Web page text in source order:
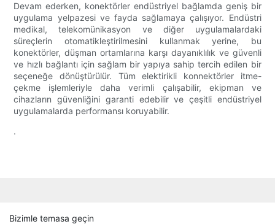
Devam ederken, konektörler endüstriyel bağlamda geniş bir
uygulama yelpazesi ve fayda sağlamaya çalışıyor. Endüstri
medikal, telekomünikasyon ve diğer uygulamalardaki
süreçlerin otomatikleştirilmesini kullanmak yerine, bu
konektörler, düşman ortamlarına karşı dayanıklılık ve güvenli
ve hızlı bağlantı için sağlam bir yapıya sahip tercih edilen bir
seçeneğe dönüştürülür. Tüm elektirikli konnektörler itme-
çekme işlemleriyle daha verimli çalışabilir, ekipman ve
cihazların güvenliğini garanti edebilir ve çeşitli endüstriyel
uygulamalarda performansı koruyabilir.
.
Bizimle temasa geçin